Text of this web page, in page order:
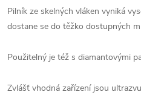
Pilník ze skelných vláken vyniká
dostane se do těžko dostupných
Použitelný je též s diamantovými
Zvlášť vhodná zařízení jsou